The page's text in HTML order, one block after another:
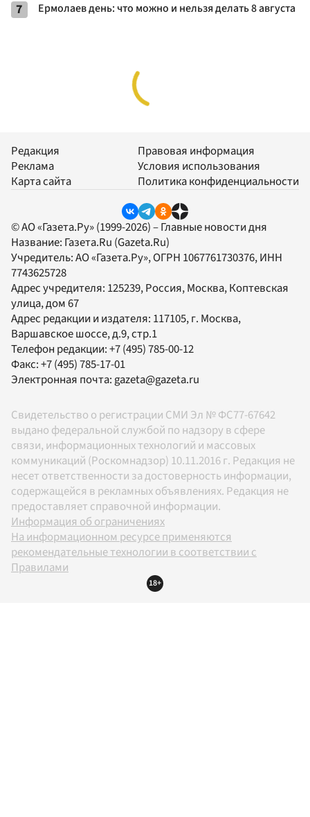
7 Ермолаев день: что можно и нельзя делать 8 августа
Редакция
Реклама
Карта сайта
Правовая информация
Условия использования
Политика конфиденциальности
© АО «Газета.Ру» (1999-2026) – Главные новости дня
Название: Газета.Ru (Gazeta.Ru)
Учредитель:АО «Газета.Ру», ОГРН 1067761730376, ИНН
7743625728
Адрес учредителя: 125239, Россия, Москва, Коптевская
улица, дом 67
Адрес редакции и издателя: 117105, г. Москва,
Варшавское шоссе, д.9, стр.1
Телефон редакции:+7 (495) 785-00-12
Факс:+7 (495) 785-17-01
Электронная почта: gazeta@gazeta.ru
Свидетельство о регистрации СМИ Эл № ФС77-67642
выдано федеральной службой по надзору в сфере
связи, информационных технологий и массовых
коммуникаций (Роскомнадзор) 10.11.2016 г. Редакция не
несет ответственности за достоверность информации,
содержащейся в рекламных объявлениях. Редакция не
предоставляет справочной информации.
Информация об ограничениях
На информационном ресурсе применяются
рекомендательные технологии в соответствии с
Правилами
18+